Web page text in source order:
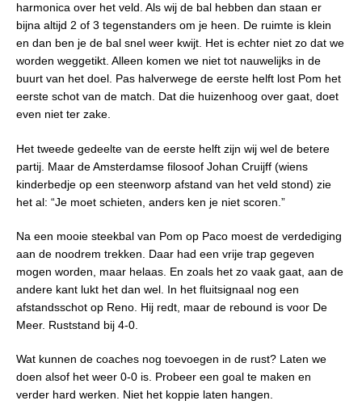
harmonica over het veld. Als wij de bal hebben dan staan er
bijna altijd 2 of 3 tegenstanders om je heen. De ruimte is klein
en dan ben je de bal snel weer kwijt. Het is echter niet zo dat we
worden weggetikt. Alleen komen we niet tot nauwelijks in de
buurt van het doel. Pas halverwege de eerste helft lost Pom het
eerste schot van de match. Dat die huizenhoog over gaat, doet
even niet ter zake.
Het tweede gedeelte van de eerste helft zijn wij wel de betere
partij. Maar de Amsterdamse filosoof Johan Cruijff (wiens
kinderbedje op een steenworp afstand van het veld stond) zie
het al: “Je moet schieten, anders ken je niet scoren.”
Na een mooie steekbal van Pom op Paco moest de verdediging
aan de noodrem trekken. Daar had een vrije trap gegeven
mogen worden, maar helaas. En zoals het zo vaak gaat, aan de
andere kant lukt het dan wel. In het fluitsignaal nog een
afstandsschot op Reno. Hij redt, maar de rebound is voor De
Meer. Ruststand bij 4-0.
Wat kunnen de coaches nog toevoegen in de rust? Laten we
doen alsof het weer 0-0 is. Probeer een goal te maken en
verder hard werken. Niet het koppie laten hangen.